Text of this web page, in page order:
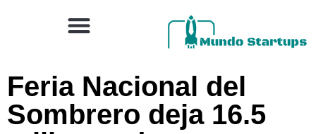
Feria Nacional del
Sombrero deja 16.5